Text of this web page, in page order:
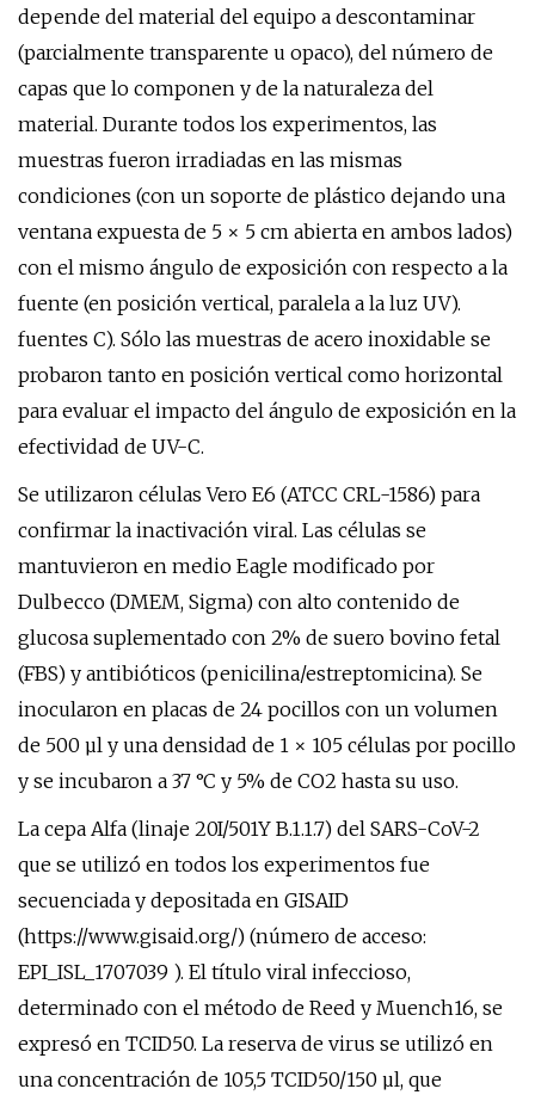
depende del material del equipo a descontaminar
(parcialmente transparente u opaco), del número de
capas que lo componen y de la naturaleza del
material. Durante todos los experimentos, las
muestras fueron irradiadas en las mismas
condiciones (con un soporte de plástico dejando una
ventana expuesta de 5 × 5 cm abierta en ambos lados)
con el mismo ángulo de exposición con respecto a la
fuente (en posición vertical, paralela a la luz UV).
fuentes C). Sólo las muestras de acero inoxidable se
probaron tanto en posición vertical como horizontal
para evaluar el impacto del ángulo de exposición en la
efectividad de UV-C.
Se utilizaron células Vero E6 (ATCC CRL-1586) para
confirmar la inactivación viral. Las células se
mantuvieron en medio Eagle modificado por
Dulbecco (DMEM, Sigma) con alto contenido de
glucosa suplementado con 2% de suero bovino fetal
(FBS) y antibióticos (penicilina/estreptomicina). Se
inocularon en placas de 24 pocillos con un volumen
de 500 µl y una densidad de 1 × 105 células por pocillo
y se incubaron a 37 °C y 5% de CO2 hasta su uso.
La cepa Alfa (linaje 20I/501Y B.1.1.7) del SARS-CoV-2
que se utilizó en todos los experimentos fue
secuenciada y depositada en GISAID
(https://www.gisaid.org/) (número de acceso:
EPI_ISL_1707039 ). El título viral infeccioso,
determinado con el método de Reed y Muench16, se
expresó en TCID50. La reserva de virus se utilizó en
una concentración de 105,5 TCID50/150 µl, que